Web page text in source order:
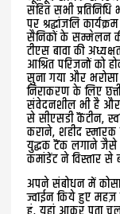
सहित सभी प्रतिनिधि
पर श्रद्धांजलि
सैनिकों के सम्मेलन
टीएस बावा की
आश्रित परिजनों को
सुना गया और
निराकरण के लिए
संवेदनशील भी है और
से सीएसडी कैंटीन,
कराने, शहीद
युद्धक टैंक लगाने जैसे
कमांडेंट ने विस्तार से
अपने संबोधन में कोसा
ज्वाईन किये हुए